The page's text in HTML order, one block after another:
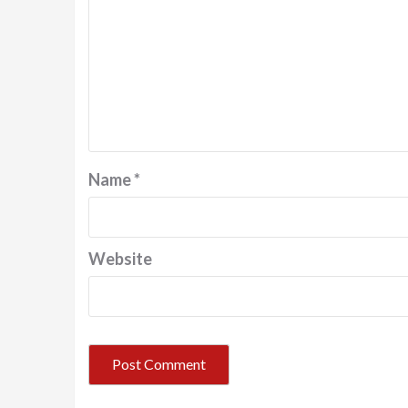
Name*
Website